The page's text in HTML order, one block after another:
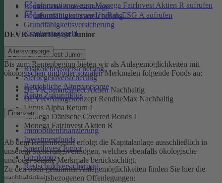
Betriebliche Altersvorsorge
Berufsunfähigkeitsversicherung
Grundfähigkeitsversicherung
Krankentagegeld
Altersvorsorge
Risikolebensversicherung
Sterbegeldversicherung
Betriebliche Altersvorsorge
Rente ZukunftPlus
Finanzen
Immobilienfinanzierung
Investmentfonds
SmartInvest Junior
Girokonto
Restschuldversicherung
Informationen zum Monega FairInvest Aktien R aufrufen
Informationen zum UniRak ESG A aufrufen
DEVK-SmartInvest Junior
DEVK-SmartInvest Junior
Bis zum Rentenbeginn bieten wir als Anlagemöglichkeiten mit
ökologischen und/oder sozialen Merkmalen folgende Fonds an:
DEVK SmartSelect Aktien Nachhaltig
DEVK-Anlagekonzept RenditeMax Nachhaltig
Lupus Alpha Return I
Monega Dänische Covered Bonds I
Monega FairInvest Aktien R
Ab dem Rentenbeginn erfolgt die Kapitalanlage ausschließlich in
unserem Sicherungsvermögen, welches ebenfalls ökologische
und/oder soziale Merkmale berücksichtigt.
Zu den oben genannten Anlagemöglichkeiten finden Sie hier die
nachhaltigkeitsbezogenen Offenlegungen: